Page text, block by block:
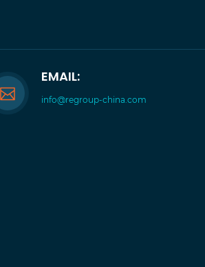
EMAIL:
info@regroup-china.com